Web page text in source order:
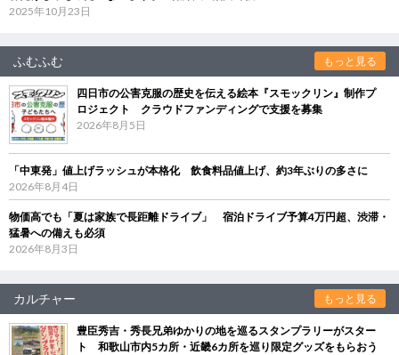
2025年10月23日
ふむふむ もっと見る
四日市の公害克服の歴史を伝える絵本『スモックリン』制作プ
ロジェクト クラウドファンディングで支援を募集
2026年8月5日
「中東発」値上げラッシュが本格化 飲食料品値上げ、約3年ぶりの多さに
2026年8月4日
物価高でも「夏は家族で長距離ドライブ」 宿泊ドライブ予算4万円超、渋滞・
猛暑への備えも必須
2026年8月3日
カルチャー もっと見る
豊臣秀吉・秀長兄弟ゆかりの地を巡るスタンプラリーがスター
ト 和歌山市内5カ所・近畿6カ所を巡り限定グッズをもらおう